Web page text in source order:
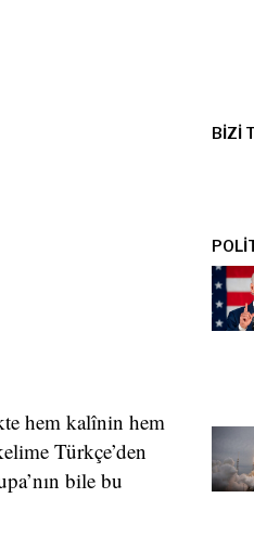
hem kalînin hem
Türkçe’den
bile bu
BIZI